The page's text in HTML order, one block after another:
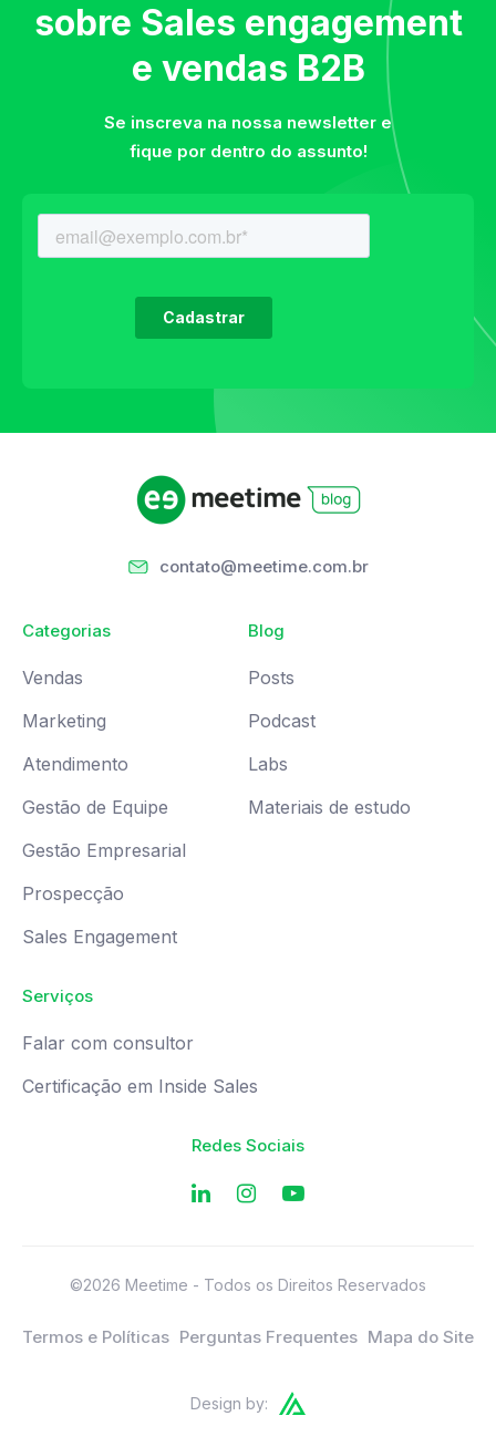
sobre Sales engagement
e vendas B2B
Se inscreva na nossa newsletter e
fique por dentro do assunto!
contato@meetime.com.br
Categorias
Vendas
Marketing
Atendimento
Gestão de Equipe
Gestão Empresarial
Prospecção
Sales Engagement
Blog
Posts
Podcast
Labs
Materiais de estudo
Serviços
Falar com consultor
Certificação em Inside Sales
Redes Sociais
©2026 Meetime - Todos os Direitos Reservados
Termos e Políticas Perguntas Frequentes Mapa do Site
Design by: